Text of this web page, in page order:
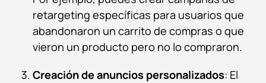
retargeting específicas para usuarios que
abandonaron un carrito de compras o que
vieron un producto pero no lo compraron.
Creación de anuncios personalizados: El